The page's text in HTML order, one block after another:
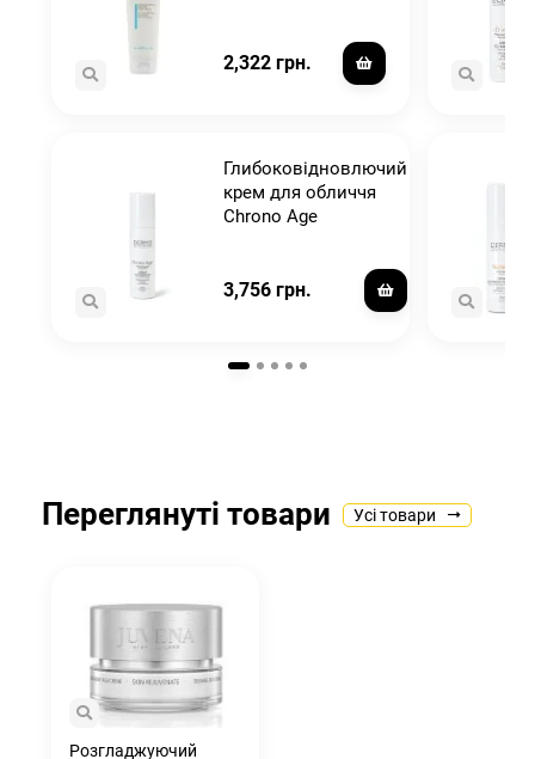
2,322 грн.
Глибоковідновлючий
крем для обличчя
Chrono Age
3,756 грн.
Переглянуті товари Усі товари
Розгладжуючий